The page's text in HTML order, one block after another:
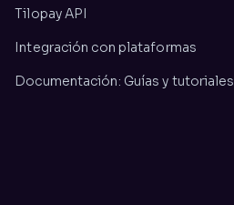
Tilopay API
Integración con plataformas
Documentación: Guías y tutoriales